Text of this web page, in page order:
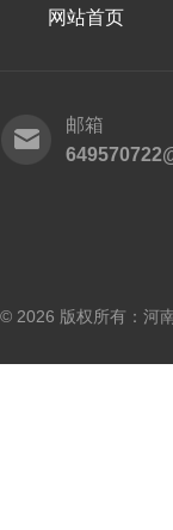
网站首页
邮箱
© 2026 版权所有：河